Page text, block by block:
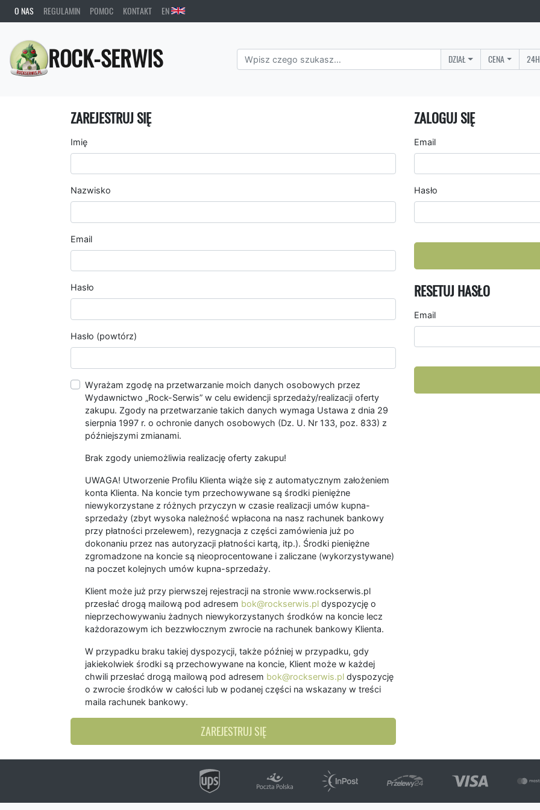
O NAS REGULAMIN POMOC KONTAKT EN
ROCK-SERWIS DZIAŁ CENA
ZAREJESTRUJ SIĘ
Imię
Nazwisko
Email
Hasło
Hasło (powtórz)
Wyrażam zgodę na przetwarzanie moich danych osobowych przez
Wydawnictwo „Rock-Serwis” w celu ewidencji sprzedaży/realizacji oferty
zakupu. Zgody na przetwarzanie takich danych wymaga Ustawa z dnia 29
sierpnia 1997 r. o ochronie danych osobowych (Dz. U. Nr 133, poz. 833) z
późniejszymi zmianami.
Brak zgody uniemożliwia realizację oferty zakupu!
UWAGA! Utworzenie Profilu Klienta wiąże się z automatycznym założeniem
konta Klienta. Na koncie tym przechowywane są środki pieniężne
niewykorzystane z różnych przyczyn w czasie realizacji umów kupna-
sprzedaży (zbyt wysoka należność wpłacona na nasz rachunek bankowy
przy płatności przelewem), rezygnacja z części zamówienia już po
dokonaniu przez nas autoryzacji płatności kartą, itp.). Środki pieniężne
zgromadzone na koncie są nieoprocentowane i zaliczane (wykorzystywane)
na poczet kolejnych umów kupna-sprzedaży.
Klient może już przy pierwszej rejestracji na stronie www.rockserwis.pl
przesłać drogą mailową pod adresem bok@rockserwis.pl dyspozycję o
nieprzechowywaniu żadnych niewykorzystanych środków na koncie lecz
każdorazowym ich bezzwłocznym zwrocie na rachunek bankowy Klienta.
W przypadku braku takiej dyspozycji, także później w przypadku, gdy
jakiekolwiek środki są przechowywane na koncie, Klient może w każdej
chwili przesłać drogą mailową pod adresem bok@rockserwis.pl dyspozycję
o zwrocie środków w całości lub w podanej części na wskazany w treści
maila rachunek bankowy.
ZAREJESTRUJ SIĘ
ZALOGUJ SIĘ
Email
Hasło
RESETUJ HASŁO
Email